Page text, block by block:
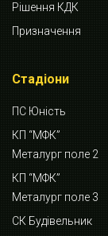
Рішення КДК
Призначення
Стадіони
ПС Юність
КП “МФК”
Металург поле 2
КП “МФК”
Металург поле 3
СК Будівельник